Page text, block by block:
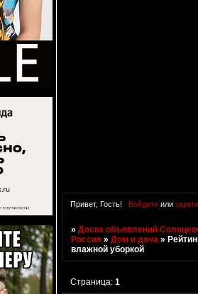
Привет, Гость! Войдитеили
»Доска объявлений
Россия »Дом и дача »
влажной уборкой
Страница:1